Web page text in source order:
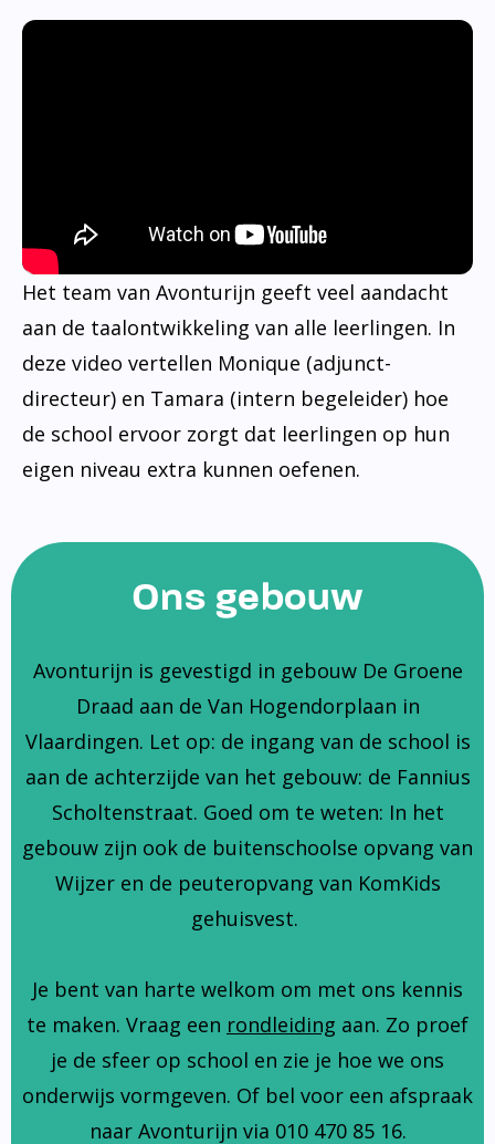
Het team van Avonturijn geeft veel aandacht
aan de taalontwikkeling van alle leerlingen. In
deze video vertellen Monique (adjunct-
directeur) en Tamara (intern begeleider) hoe
de school ervoor zorgt dat leerlingen op hun
eigen niveau extra kunnen oefenen.
Ons gebouw
Avonturijn is gevestigd in gebouw De Groene
Draad aan de Van Hogendorplaan in
Vlaardingen. Let op: de ingang van de school is
aan de achterzijde van het gebouw: de Fannius
Scholtenstraat. Goed om te weten: In het
gebouw zijn ook de buitenschoolse opvang van
Wijzer en de peuteropvang van KomKids
gehuisvest.
Je bent van harte welkom om met ons kennis
te maken. Vraag een rondleiding aan. Zo proef
je de sfeer op school en zie je hoe we ons
onderwijs vormgeven. Of bel voor een afspraak
naar Avonturijn via 010 470 85 16.